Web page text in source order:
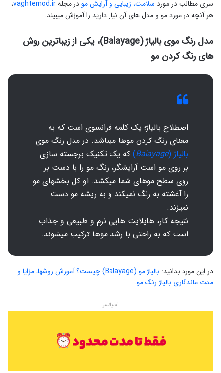
سری مطالب در مورد سلامت، زیبایی و آرایش مودر مجلهvaghtemod.ir،
هر آنچه در مورد مو و مدل های آن نیاز دارید را آموزش میبیند.
مدل رنگ موی بالیاژ (Balayage)، یکی از زیباترین روش
های رنگ کردن مو
اصطلاح بالیاژ؛ یک کلمه فرانسوی است که به
معنای رنگ کردن موها میباشد. در مدل رنگ موی
بالیاژ (Balayage
) که یک تکنیک برجسته سازی
بر روی مو است آرایشگر، رنگ مو را با دست بر
روی سطح موهای شما میکشد. او کل بخشهای مو
را آغشته به رنگ نمیکند و به ریشه مو دست
نمیزند.
نتیجه کار، هایلایت هایی نرم و طبیعی و جذاب
است که به راحتی با رشد موها ترکیب میشوند.
در این مورد بدانید:
بالیاژ مو (Balayage) چیست؟ آموزش روشها، مزایا و
مدت ماندگاری بالیاژ رنگ مو.
اسپانسر